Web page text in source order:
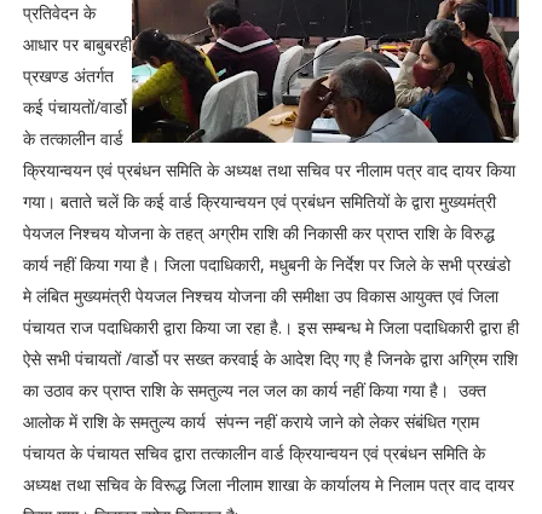
प्रतिवेदन के
आधार पर बाबुबरही
प्रखण्ड अंतर्गत
कई पंचायतों/वार्डो
के तत्कालीन वार्ड
क्रियान्वयन एवं प्रबंधन समिति के अध्यक्ष तथा सचिव पर नीलाम पत्र वाद दायर किया
गया। बताते चलें कि कई वार्ड क्रियान्वयन एवं प्रबंधन समितियों के द्वारा मुख्यमंत्री
पेयजल निश्चय योजना के तहत् अग्रीम राशि की निकासी कर प्राप्त राशि के विरुद्ध
कार्य नहीं किया गया है। जिला पदाधिकारी, मधुबनी के निर्देश पर जिले के सभी प्रखंडो
मे लंबित मुख्यमंत्री पेयजल निश्चय योजना की समीक्षा उप विकास आयुक्त एवं जिला
पंचायत राज पदाधिकारी द्वारा किया जा रहा है.। इस सम्बन्ध मे जिला पदाधिकारी द्वारा ही
ऐसे सभी पंचायतों /वार्डो पर सख्त करवाई के आदेश दिए गए है जिनके द्वारा अग्रिम राशि
का उठाव कर प्राप्त राशि के समतुल्य नल जल का कार्य नहीं किया गया है। उक्त
आलोक में राशि के समतुल्य कार्य संपन्न नहीं कराये जाने को लेकर संबंधित ग्राम
पंचायत के पंचायत सचिव द्वारा तत्कालीन वार्ड क्रियान्वयन एवं प्रबंधन समिति के
अध्यक्ष तथा सचिव के विरूद्ध जिला नीलाम शाखा के कार्यालय मे निलाम पत्र वाद दायर